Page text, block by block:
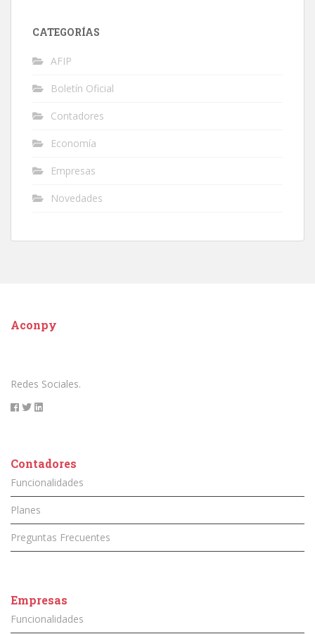
CATEGORÍAS
AFIP
Boletín Oficial
Contadores
Economía
Empresas
Novedades
Aconpy
Redes Sociales.
Contadores
Funcionalidades
Planes
Preguntas Frecuentes
Empresas
Funcionalidades